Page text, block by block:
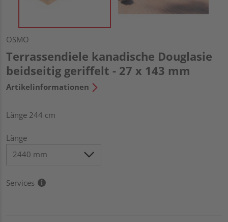
OSMO
Terrassendiele kanadische Douglasie
beidseitig geriffelt - 27 x 143 mm
Artikelinformationen
Länge 244 cm
Länge
Services